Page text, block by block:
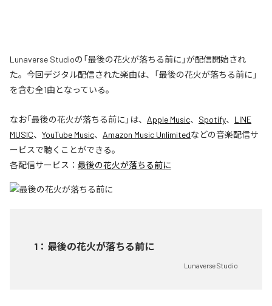
Lunaverse Studioの「最後の花火が落ちる前に」が配信開始され
た。今回デジタル配信された楽曲は、「最後の花火が落ちる前に」
を含む全1曲となっている。
なお「最後の花火が落ちる前に 」は、 Apple Music、 Spotify、 LINE
MUSIC、 YouTube Music、 Amazon Music Unlimitedなどの音楽配信サ
ービスで聴くことができる。
各配信サービス： 最後の花火が落ちる前に
1 ： 最後の花火が落ちる前に
Lunaverse Studio